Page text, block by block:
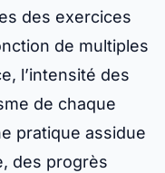
des exercices
de multiples
l’intensité des
de chaque
pratique assidue
des progrès